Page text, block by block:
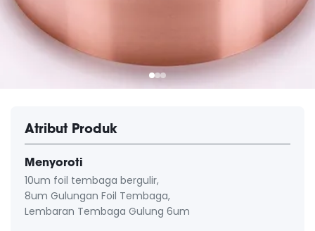
Atribut Produk
Menyoroti
10um foil tembaga bergulir,
8um Gulungan Foil Tembaga,
Lembaran Tembaga Gulung 6um